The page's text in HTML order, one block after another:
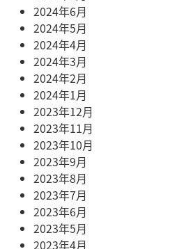
2024年6月
2024年5月
2024年4月
2024年3月
2024年2月
2024年1月
2023年12月
2023年11月
2023年10月
2023年9月
2023年8月
2023年7月
2023年6月
2023年5月
2023年4月